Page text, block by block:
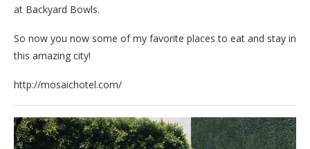
at Backyard Bowls.
So now you now some of my favorite places to eat and stay in
this amazing city!
http://mosaichotel.com/